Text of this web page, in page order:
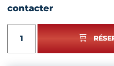
contacter